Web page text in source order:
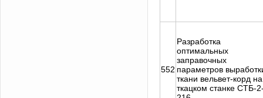
552
Разработка
оптимальных
заправочных
параметров
ткани вельвет-корд на
ткацком станке СТБ-